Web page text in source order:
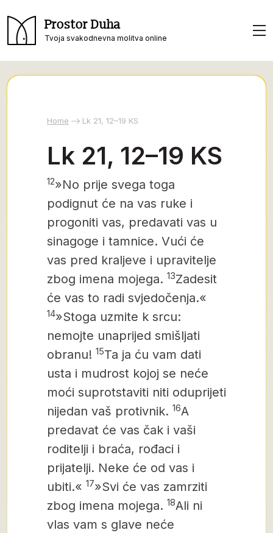
Prostor Duha
Tvoja svakodnevna molitva online
Home Lk 21, 12–19 KS
Lk 21, 12–19 KS
12»No prije svega toga
podignut će na vas ruke i
progoniti vas, predavati vas u
sinagoge i tamnice. Vući će
vas pred kraljeve i upravitelje
zbog imena mojega. 13Zadesit
će vas to radi svjedočenja.«
14»Stoga uzmite k srcu:
nemojte unaprijed smišljati
obranu! 15Ta ja ću vam dati
usta i mudrost kojoj se neće
moći suprotstaviti niti oduprijeti
nijedan vaš protivnik. 16A
predavat će vas čak i vaši
roditelji i braća, rođaci i
prijatelji. Neke će od vas i
ubiti.« 17»Svi će vas zamrziti
zbog imena mojega. 18Ali ni
vlas vam s glave neće